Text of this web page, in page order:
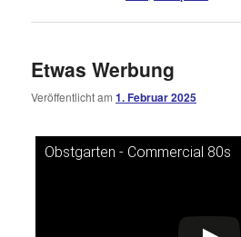
Etwas Werbung
Veröffentlicht am1. Februar 2025
Obstgarten - Commercial 80s